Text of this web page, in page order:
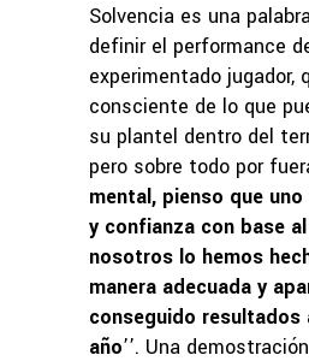
Solvencia es una
definir el performance
experimentado jugador,
consciente de lo que
su plantel dentro del
pero sobre todo por
mental, pienso que
y confianza con base
nosotros lo hemos
manera adecuada y
conseguido resultados
año’’. Una